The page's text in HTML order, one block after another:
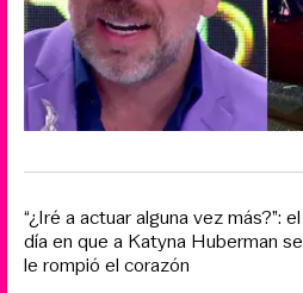
“¿Iré a actuar alguna vez más?”: el
día en que a Katyna Huberman se
le rompió el corazón